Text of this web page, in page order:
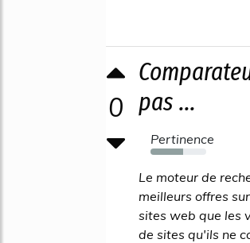
0 pas ...
Pertinence
59%
Le moteur de
meilleurs offres
sites web que les
de sites qu'ils ne